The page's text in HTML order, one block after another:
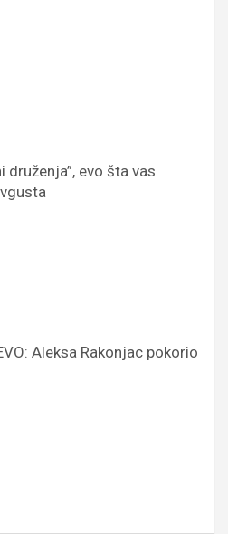
druženja”, evo šta vas
Aleksa Rakonjac pokorio